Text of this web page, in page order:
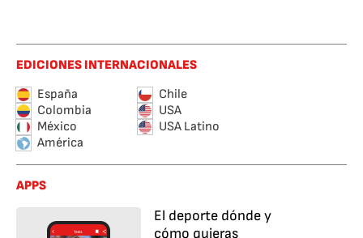
EDICIONES INTERNACIONALES
España
Chile
Colombia
USA
México
USA Latino
América
APPS
El deporte dónde y
cómo quieras